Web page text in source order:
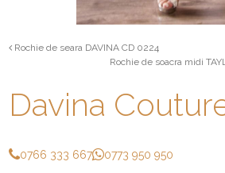
Rochie de seara DAVINA CD 0224
Rochie de soacra midi
Davina
0766 333 667 0773 950 950